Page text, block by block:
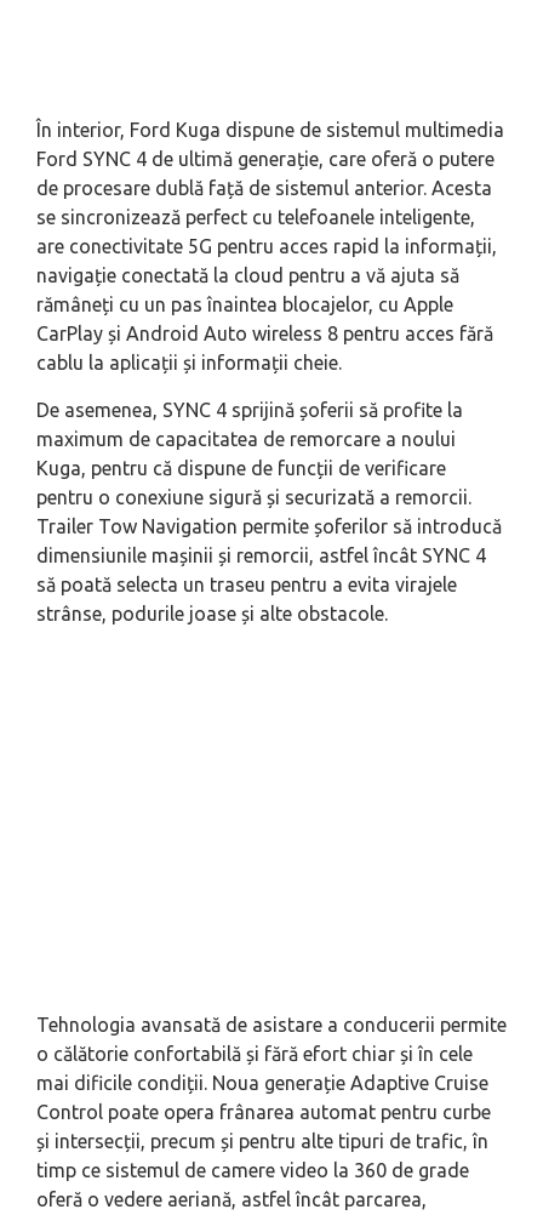
În interior, Ford Kuga dispune de sistemul multimedia
Ford SYNC 4 de ultimă generație, care oferă o putere
de procesare dublă față de sistemul anterior. Acesta
se sincronizează perfect cu telefoanele inteligente,
are conectivitate 5G pentru acces rapid la informații,
navigație conectată la cloud pentru a vă ajuta să
rămâneți cu un pas înaintea blocajelor, cu Apple
CarPlay și Android Auto wireless 8 pentru acces fără
cablu la aplicații și informații cheie.
De asemenea, SYNC 4 sprijină șoferii să profite la
maximum de capacitatea de remorcare a noului
Kuga, pentru că dispune de funcții de verificare
pentru o conexiune sigură și securizată a remorcii.
Trailer Tow Navigation permite șoferilor să introducă
dimensiunile mașinii și remorcii, astfel încât SYNC 4
să poată selecta un traseu pentru a evita virajele
strânse, podurile joase și alte obstacole.
Tehnologia avansată de asistare a conducerii permite
o călătorie confortabilă și fără efort chiar și în cele
mai dificile condiții. Noua generație Adaptive Cruise
Control poate opera frânarea automat pentru curbe
și intersecții, precum și pentru alte tipuri de trafic, în
timp ce sistemul de camere video la 360 de grade
oferă o vedere aeriană, astfel încât parcarea,